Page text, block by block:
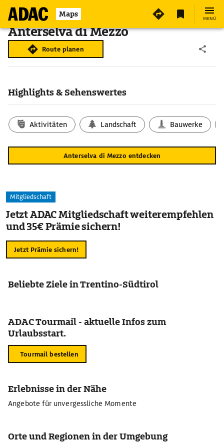
Maps MENÜ
Anterselva di Mezzo
Route planen
Highlights & Sehenswertes
Aktivitäten Landschaft Bauwerke
Anterselva di Mezzo entdecken
Mitgliedschaft
Jetzt ADAC Mitgliedschaft weiterempfehlen
und 35€ Prämie sichern!
Jetzt Prämie sichern!
Beliebte Ziele in Trentino-Südtirol
ADAC Tourmail - aktuelle Infos zum
Urlaubsstart.
Tourmail bestellen
Erlebnisse in der Nähe
Angebote für unvergessliche Momente
Orte und Regionen in der Umgebung